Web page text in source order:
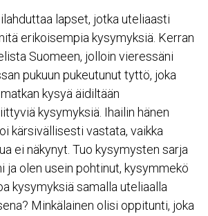
lapset, jotka uteliaasti
erikoisempia kysymyksiä. Kerran
Suomeen, jolloin vieressäni
pukuun pukeutunut tyttö, joka
kysyä äidiltään
kysymyksiä. Ihailin hänen
kärsivällisesti vastata, vaikka
ei näkynyt. Tuo kysymysten sarja
ja olen usein pohtinut, kysymmekö
kysymyksiä samalla uteliaalla
Minkälainen olisi oppitunti, joka